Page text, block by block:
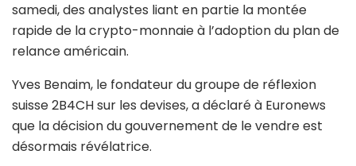
samedi, des analystes liant en partie la montée
rapide de la crypto-monnaie à l’adoption du plan de
relance américain.
Yves Benaim, le fondateur du groupe de réflexion
suisse 2B4CH sur les devises, a déclaré à Euronews
que la décision du gouvernement de le vendre est
désormais révélatrice.